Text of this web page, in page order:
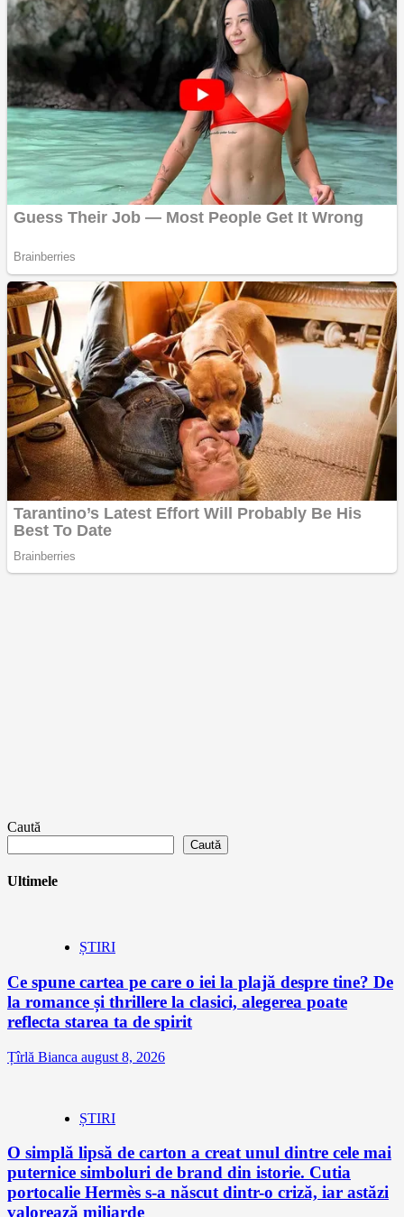
Caută
Caută
Ultimele
ȘTIRI
Ce spune cartea pe care o iei la plajă despre tine? De
la romance și thrillere la clasici, alegerea poate
reflecta starea ta de spirit
Țîrlă Bianca august 8, 2026
ȘTIRI
O simplă lipsă de carton a creat unul dintre cele mai
puternice simboluri de brand din istorie. Cutia
portocalie Hermès s-a născut dintr-o criză, iar astăzi
valorează miliarde